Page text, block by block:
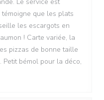
que les plats
les escargots en
! Carte variée, la
pizzas de bonne taille
Petit bémol pour la déco,